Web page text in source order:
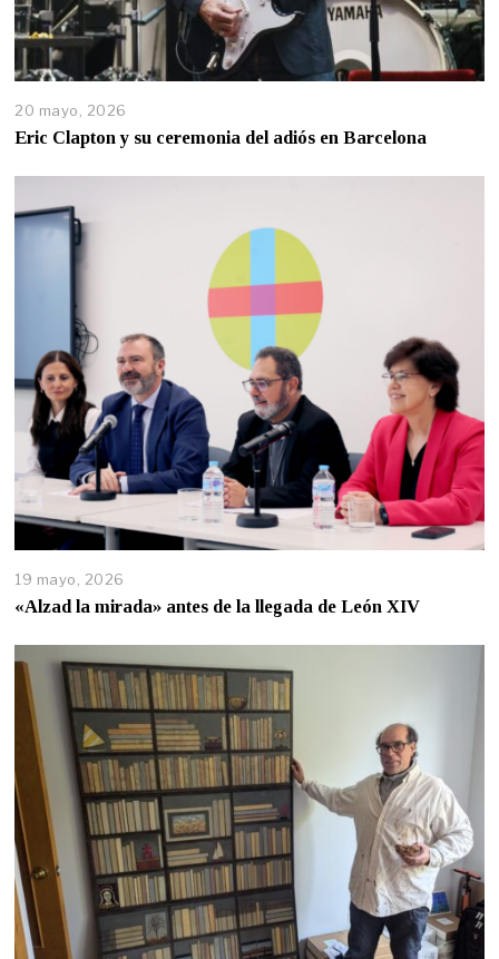
20 mayo, 2026
Eric Clapton y su ceremonia del adiós en Barcelona
19 mayo, 2026
«Alzad la mirada» antes de la llegada de León XIV